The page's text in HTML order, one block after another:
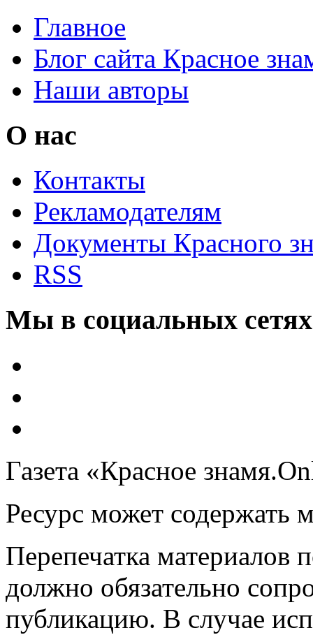
Главное
Блог сайта Красное
Наши авторы
О нас
Контакты
Рекламодателям
Документы Красного
RSS
Мы в социальных сетях
Газета «Красное
Ресурс может содержать
Перепечатка материалов
должно обязательно
публикацию. В случае